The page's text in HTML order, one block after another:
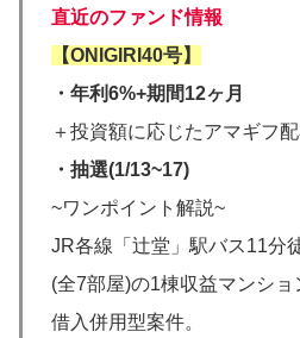
直近のファンド情報
【ONIGIRI40号】
・年利6%+期間12ヶ月
＋投資額に応じたアマギフ
・抽選(1/13~17)
~ワンポイント解説~
JR各線「辻堂」駅バス11分
(全7部屋)の1棟収益マンショ
借入併用型案件。